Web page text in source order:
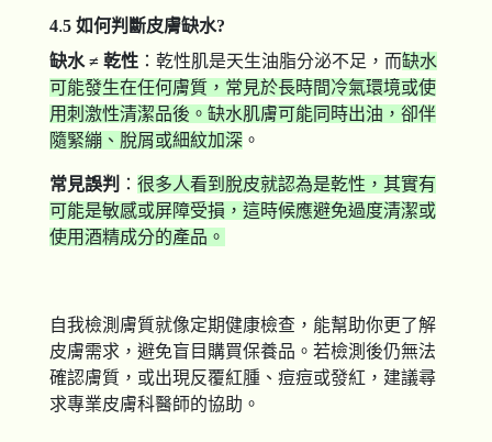
4.5 如何判斷皮膚缺水?
缺水 ≠ 乾性 ：乾性肌是天生油脂分泌不足，而缺水
可能發生在任何膚質，常見於長時間冷氣環境或使
用刺激性清潔品後。缺水肌膚可能同時出油，卻伴
隨緊繃、脫屑或細紋加深 。
常見誤判 ： 很多人看到脫皮就認為是乾性，其實有
可能是敏感或屏障受損，這時候應避免過度清潔或
使用酒精成分的產品。
自我檢測膚質就像定期健康檢查，能幫助你更了解
皮膚需求，避免盲目購買保養品。若檢測後仍無法
確認膚質，或出現反覆紅腫、痘痘或發紅，建議尋
求專業皮膚科醫師的協助。